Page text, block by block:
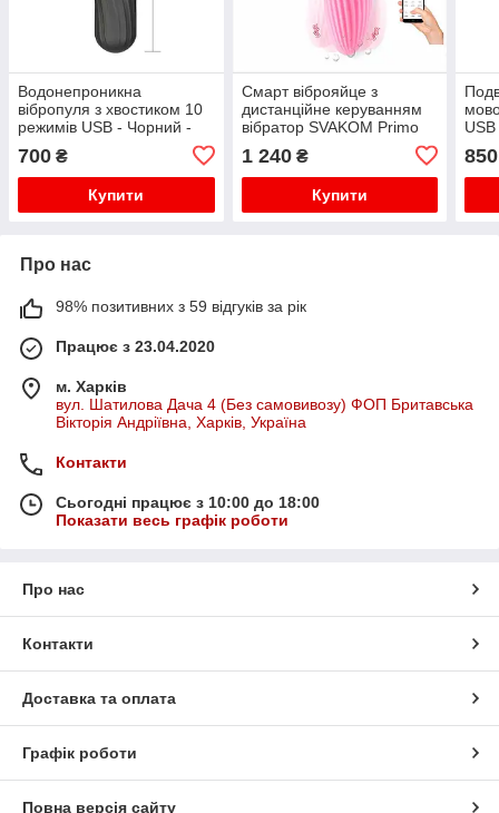
Водонепроникна
вібропуля з хвостиком 10
режимів USB - Чорний -
700 ₴
Купити
Смарт віброяйце з
дистанційне керуванням
вібратор SVAKOM Primo
Рожевий
1 240₴
Купити
850
Про нас
98% позитивних з 59 відгуків за рік
Працює з 23.04.2020
м. Харків
вул. Шатилова Дача 4 (Без самовивозу) ФОП Бритавська
Вікторія Андріївна, Харків, Україна
Контакти
Сьогодні працює з 10:00 до 18:00
Показати весь графік роботи
Про нас
Контакти
Доставка та оплата
Графік роботи
Повна версія сайту